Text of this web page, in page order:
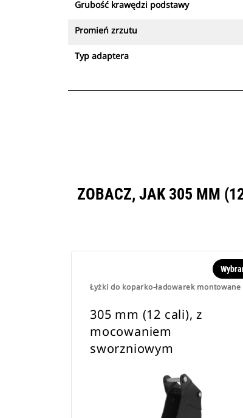
Grubość krawędzi podstawy
Promień zrzutu
Typ adaptera
ZOBACZ, JAK 305 MM
Łyżki do koparko-ładowarek montowane
305 mm (12 cali), z
mocowaniem
sworzniowym